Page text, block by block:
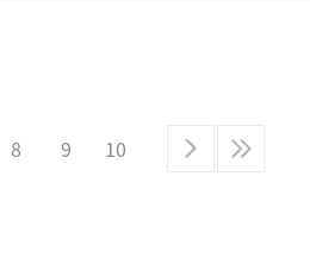
8 9 10